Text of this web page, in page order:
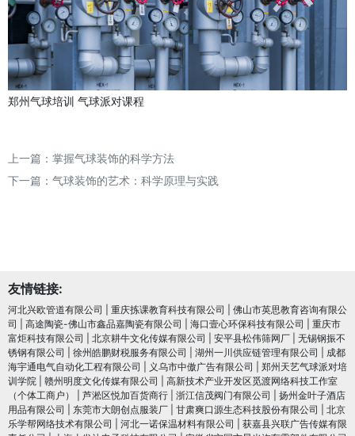
郑州气球培训 气球派对课程
上一篇： 掌握气球装饰的科学方法
下一篇： 气球装饰的艺术：科学原理与实践
友情链接:
河北兴欧管道有限公司 重庆拣课教育科技有限公司
佛山市英思教育咨询有限公
司
高途陶瓷-佛山市鑫品嘉陶瓷有限公司 海口壹心环保科技有限公司
重庆市
富炬科技有限公司
北京耕牛文化传媒有限公司 安平县松伟筛网厂
无锡钢振不
锈钢有限公司
徐州皓鹏财税服务有限公司 湖州一川供应链管理有限公司
成都
海宇通电气自动化工程有限公司
义乌市中傲广告有限公司
郑州天艺气球派对培
训学院
赣州明度文化传媒有限公司
高新技术产业开发区觅渡网络科技工作室
（个体工商户）
芦淞区悦加百货商行 浙江信茂阀门有限公司
扬州金叶子酒店
用品有限公司
东莞市大朗创点服装厂 甘肃爽口源生态科技股份有限公司
北京
乐学帮网络技术有限公司
河北一诺保温材料有限公司
获嘉县兴联广告传媒有限